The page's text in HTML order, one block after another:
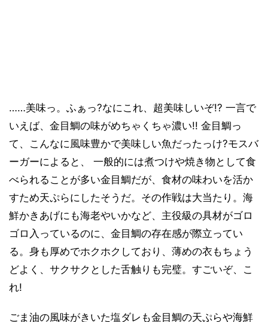
……美味っ。ふぁっ?なにこれ、超美味しいぞ!? 一言で
いえば、金目鯛の味がめちゃくちゃ濃い!! 金目鯛っ
て、こんなに風味豊かで美味しい魚だったっけ?モスバ
ーガーによると、 一般的には煮つけや焼き物として食
べられることが多い金目鯛だが、食材の味わいを活か
すため天ぷらにしたそうだ。その作戦は大当たり。海
鮮かきあげにも海老やいかなど、主役級の具材がゴロ
ゴロ入っているのに、金目鯛の存在感が際立ってい
る。身も厚めでホクホクしており、薄めの衣もちょう
どよく、サクサクとした舌触りも完璧。すごいぞ、こ
れ!
ごま油の風味がきいた塩ダレも金目鯛の天ぷらや海鮮